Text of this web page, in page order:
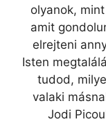
olyanok,
amit
elrejteni
Isten
tudod,
valaki
Jodi